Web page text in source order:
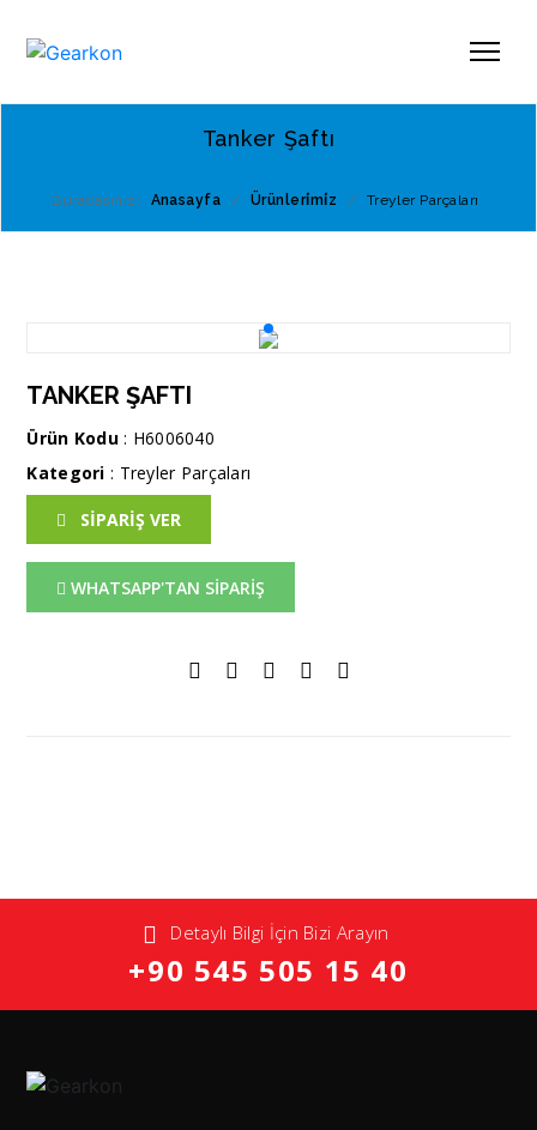
Tanker Şaftı
Buradasınız: Anasayfa / Ürünleri̇mi̇z / Treyler Parçaları
TANKER ŞAFTI
Ürün Kodu: H6006040
Kategori : Treyler Parçaları
SİPARİŞ VER
WHATSAPP'TAN SİPARİŞ
Detaylı Bilgi İçin Bizi Arayın
+90 545 505 15 40